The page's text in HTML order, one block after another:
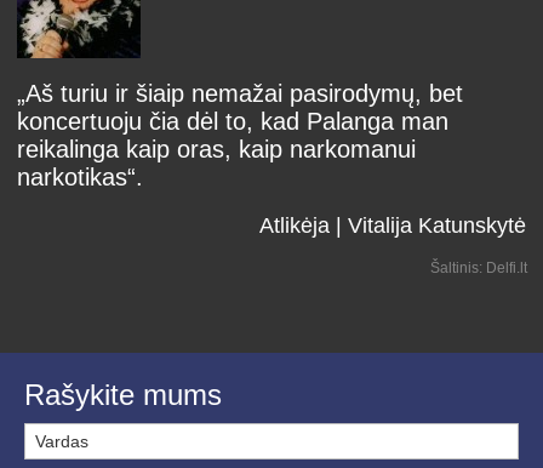
„Aš turiu ir šiaip nemažai pasirodymų, bet
koncertuoju čia dėl to, kad Palanga man
reikalinga kaip oras, kaip narkomanui
narkotikas“.
Atlikėja | Vitalija Katunskytė
Šaltinis: Delfi.lt
Rašykite mums